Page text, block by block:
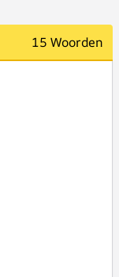
15 Woorden